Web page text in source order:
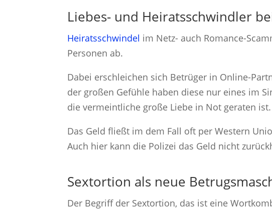
Liebes- und Heiratsschwindler
Heiratsschwindel im Netz- auch Romance-
Personen ab.
Dabei erschleichen sich Betrüger in Online-
der großen Gefühle haben diese nur eines im
die vermeintliche große Liebe in Not geraten ist.
Das Geld fließt im dem Fall oft per Western
Auch hier kann die Polizei das Geld nicht
Sextortion als neue
Der Begriff der Sextortion, das ist eine